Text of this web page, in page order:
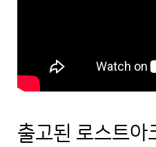
출고된 로스트아